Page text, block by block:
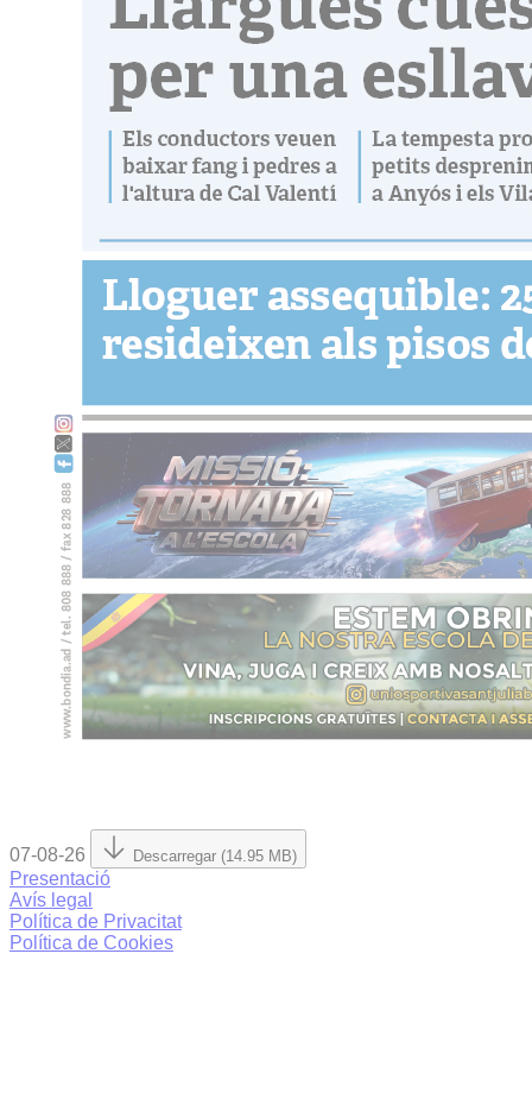
07-08-26 Descarregar (14.95 MB)
Presentació
Avís legal
Política de Privacitat
Política de Cookies